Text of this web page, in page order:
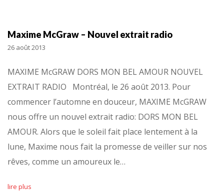
Maxime McGraw – Nouvel extrait radio
26 août 2013
MAXIME McGRAW DORS MON BEL AMOUR NOUVEL
EXTRAIT RADIO Montréal, le 26 août 2013. Pour
commencer l’automne en douceur, MAXIME McGRAW
nous offre un nouvel extrait radio: DORS MON BEL
AMOUR. Alors que le soleil fait place lentement à la
lune, Maxime nous fait la promesse de veiller sur nos
rêves, comme un amoureux le…
lire plus